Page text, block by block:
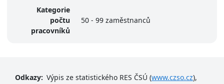
Kategorie
počtu
pracovníků
50 - 99 zaměstnanců
Odkazy: Výpis ze statistického RES ČSÚ (www.czso.cz),